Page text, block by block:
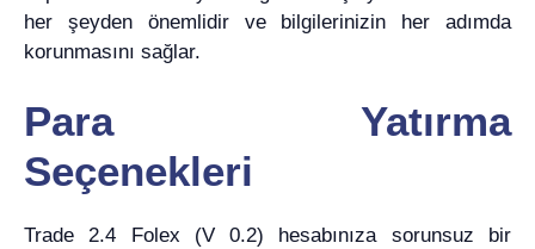
her şeyden önemlidir ve bilgilerinizin her adımda
korunmasını sağlar.
Para Yatırma
Seçenekleri
Trade 2.4 Folex (V 0.2) hesabınıza sorunsuz bir